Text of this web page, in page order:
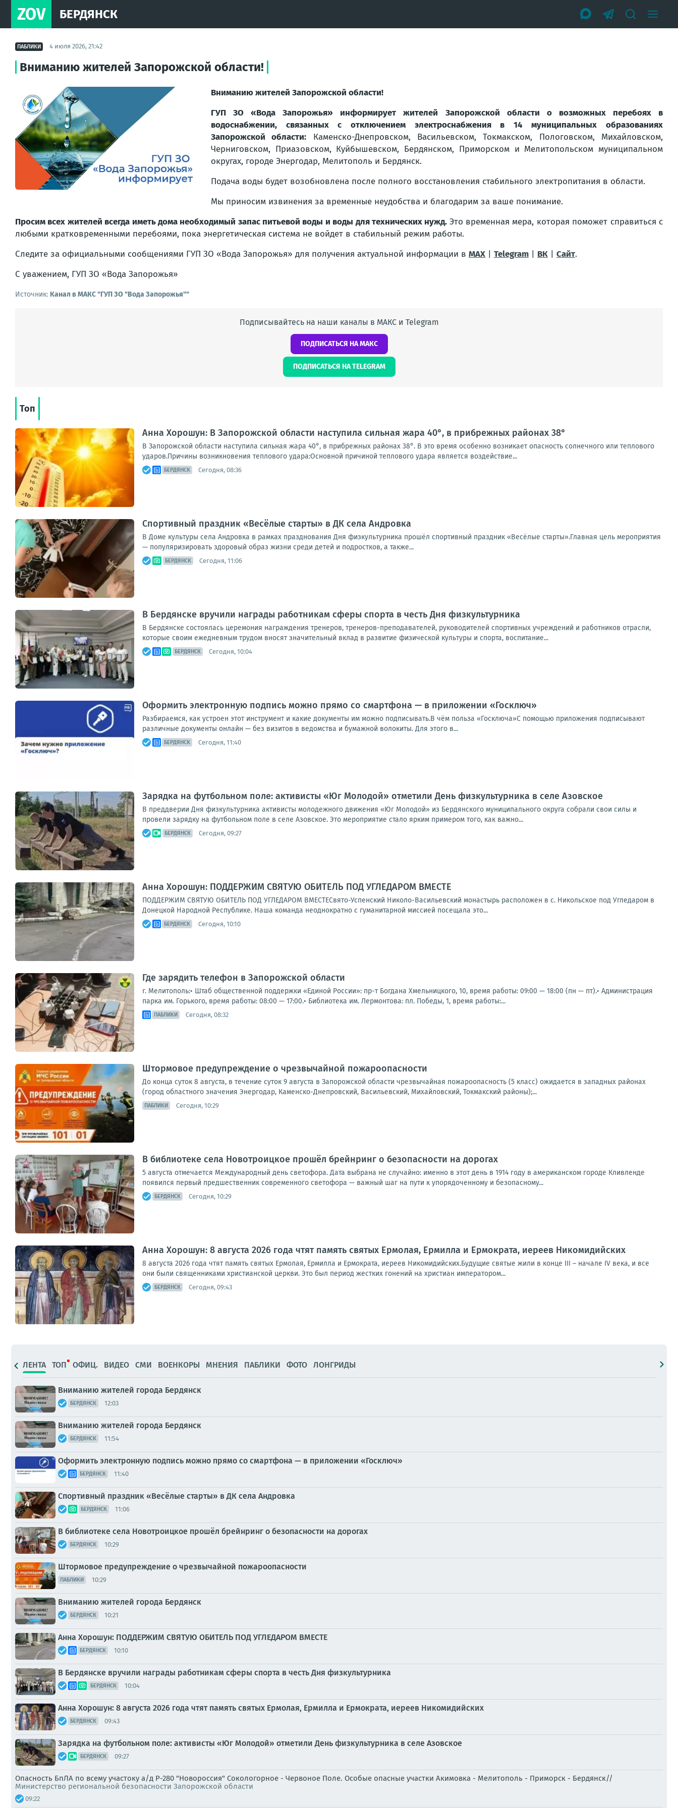
ZOV БЕРДЯНСК
ПАБЛИКИ 4 июля 2026, 21:42
Вниманию жителей Запорожской области!
Вниманию жителей Запорожской области!
ГУП ЗО «Вода Запорожья» информирует жителей Запорожской области о возможных перебоях в
водоснабжении, связанных с отключением электроснабжения в 14 муниципальных образованиях
Запорожской области: Каменско-Днепровском, Васильевском, Токмакском, Пологовском, Михайловском,
Черниговском, Приазовском, Куйбышевском, Бердянском, Приморском и Мелитопольском муниципальном
округах, городе Энергодар, Мелитополь и Бердянск.
Подача воды будет возобновлена после полного восстановления стабильного электропитания в области.
Мы приносим извинения за временные неудобства и благодарим за ваше понимание.
Просим всех жителей всегда иметь дома необходимый запас питьевой воды и воды для технических нужд. Это временная мера, которая поможет справиться с
любыми кратковременными перебоями, пока энергетическая система не войдет в стабильный режим работы.
Следите за официальными сообщениями ГУП ЗО «Вода Запорожья» для получения актуальной информации в MAX Telegram ВК Сайт.
С уважением, ГУП ЗО «Вода Запорожья»
Источник: Канал в МАКС "ГУП ЗО "Вода Запорожья""
Подписывайтесь на наши каналы в МАКС и Telegram
ПОДПИСАТЬСЯ НА МАКС
ПОДПИСАТЬСЯ НА TELEGRAM
Топ
Анна Хорошун: В Запорожской области наступила сильная жара 40°, в прибрежных районах 38°
В Запорожской области наступила сильная жара 40°, в прибрежных районах 38°. В это время особенно возникает опасность солнечного или теплового
ударов.Причины возникновения теплового удара:Основной причиной теплового удара является воздействие...
БЕРДЯНСК Сегодня, 08:36
Спортивный праздник «Весёлые старты» в ДК села Андровка
В Доме культуры села Андровка в рамках празднования Дня физкультурника прошёл спортивный праздник «Весёлые старты».Главная цель мероприятия
— популяризировать здоровый образ жизни среди детей и подростков, а также...
БЕРДЯНСК Сегодня, 11:06
В Бердянске вручили награды работникам сферы спорта в честь Дня физкультурника
В Бердянске состоялась церемония награждения тренеров, тренеров-преподавателей, руководителей спортивных учреждений и работников отрасли,
которые своим ежедневным трудом вносят значительный вклад в развитие физической культуры и спорта, воспитание...
БЕРДЯНСК Сегодня, 10:04
Оформить электронную подпись можно прямо со смартфона — в приложении «Госключ»
Разбираемся, как устроен этот инструмент и какие документы им можно подписывать.В чём польза «Госключа»С помощью приложения подписывают
различные документы онлайн — без визитов в ведомства и бумажной волокиты. Для этого в...
БЕРДЯНСК Сегодня, 11:40
Зарядка на футбольном поле: активисты «Юг Молодой» отметили День физкультурника в селе Азовское
В преддверии Дня физкультурника активисты молодежного движения «Юг Молодой» из Бердянского муниципального округа собрали свои силы и
провели зарядку на футбольном поле в селе Азовское. Это мероприятие стало ярким примером того, как важно...
БЕРДЯНСК Сегодня, 09:27
Анна Хорошун: ПОДДЕРЖИМ СВЯТУЮ ОБИТЕЛЬ ПОД УГЛЕДАРОМ ВМЕСТЕ
ПОДДЕРЖИМ СВЯТУЮ ОБИТЕЛЬ ПОД УГЛЕДАРОМ ВМЕСТЕСвято-Успенский Николо-Васильевский монастырь расположен в с. Никольское под Угледаром в
Донецкой Народной Республике. Наша команда неоднократно с гуманитарной миссией посещала это...
БЕРДЯНСК Сегодня, 10:10
Где зарядить телефон в Запорожской области
г. Мелитополь:• Штаб общественной поддержки «Единой России»: пр-т Богдана Хмельницкого, 10, время работы: 09:00 — 18:00 (пн — пт).• Администрация
парка им. Горького, время работы: 08:00 — 17:00.• Библиотека им. Лермонтова: пл. Победы, 1, время работы:...
ПАБЛИКИ Сегодня, 08:32
Штормовое предупреждение о чрезвычайной пожароопасности
До конца суток 8 августа, в течение суток 9 августа в Запорожской области чрезвычайная пожароопасность (5 класс) ожидается в западных районах
(город областного значения Энергодар, Каменско-Днепровский, Васильевский, Михайловский, Токмакский районы);...
ПАБЛИКИ Сегодня, 10:29
В библиотеке села Новотроицкое прошёл брейнринг о безопасности на дорогах
5 августа отмечается Международный день светофора. Дата выбрана не случайно: именно в этот день в 1914 году в американском городе Кливленде
появился первый предшественник современного светофора — важный шаг на пути к упорядоченному и безопасному...
БЕРДЯНСК Сегодня, 10:29
Анна Хорошун: 8 августа 2026 года чтят память святых Ермолая, Ермилла и Ермократа, иереев Никомидийских
8 августа 2026 года чтят память святых Ермолая, Ермилла и Ермократа, иереев Никомидийских.Будущие святые жили в конце III – начале IV века, и все
они были священниками христианской церкви. Это был период жестких гонений на христиан императором...
БЕРДЯНСК Сегодня, 09:43
ЛЕНТА ТОП ОФИЦ. ВИДЕО СМИ ВОЕНКОРЫ МНЕНИЯ ПАБЛИКИ ФОТО ЛОНГРИДЫ
Вниманию жителей города Бердянск
БЕРДЯНСК 12:03
Вниманию жителей города Бердянск
БЕРДЯНСК 11:54
Оформить электронную подпись можно прямо со смартфона — в приложении «Госключ»
БЕРДЯНСК 11:40
Спортивный праздник «Весёлые старты» в ДК села Андровка
БЕРДЯНСК 11:06
В библиотеке села Новотроицкое прошёл брейнринг о безопасности на дорогах
БЕРДЯНСК 10:29
Штормовое предупреждение о чрезвычайной пожароопасности
ПАБЛИКИ 10:29
Вниманию жителей города Бердянск
БЕРДЯНСК 10:21
Анна Хорошун: ПОДДЕРЖИМ СВЯТУЮ ОБИТЕЛЬ ПОД УГЛЕДАРОМ ВМЕСТЕ
БЕРДЯНСК 10:10
В Бердянске вручили награды работникам сферы спорта в честь Дня физкультурника
БЕРДЯНСК 10:04
Анна Хорошун: 8 августа 2026 года чтят память святых Ермолая, Ермилла и Ермократа, иереев Никомидийских
БЕРДЯНСК 09:43
Зарядка на футбольном поле: активисты «Юг Молодой» отметили День физкультурника в селе Азовское
БЕРДЯНСК 09:27
Опасность БпЛА по всему участоку а/д Р-280 "Новороссия" Сокологорное - Червоное Поле. Особые опасные участки Акимовка - Мелитополь - Приморск - Бердянск//
Министерство региональной безопасности Запорожской области
09:22